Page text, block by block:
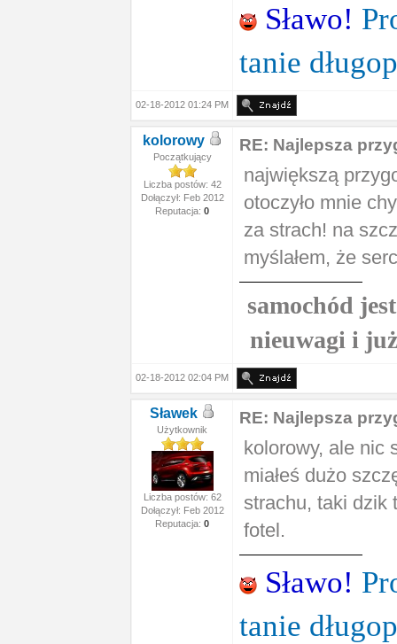
Sławo!
tanie
02-18-2012 01:24 PM
kolorowy
Początkujący
Liczba postów: 42
Dołączył: Feb 2012
Reputacja: 0
RE: Najlepsza
największą
otoczyło mnie
za strach! na
myślałem, że
samochód
nieuwagi i
02-18-2012 02:04 PM
Sławek
Użytkownik
Liczba postów: 62
Dołączył: Feb 2012
Reputacja: 0
RE: Najlepsza
kolorowy, ale nic
miałeś dużo
strachu, taki dzik
fotel.
Sławo!
tanie